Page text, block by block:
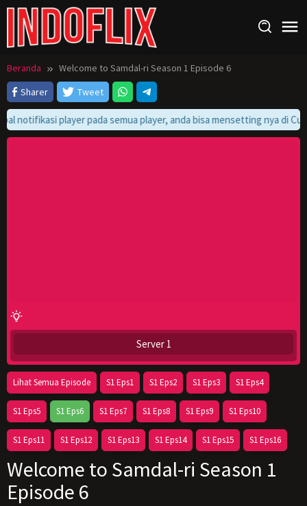
Loncat
konten
Beranda
Welcome to Samdal-ri Season 1 Episode 6
Sharer
Tweet
notifikasi player pada semua player, anda bisa mensetting nya di
Server 1
Lihat Semua Episode S1 Eps1 S1 Eps2 S1 Eps3 S1 Eps4
S1 Eps5 S1 Eps6 S1 Eps7 S1 Eps8 S1 Eps9 S1 Eps10
S1 Eps11 S1 Eps12 S1 Eps13 S1 Eps14 S1 Eps15 S1 Eps16
Welcome to Samdal-ri Season 1
Episode 6